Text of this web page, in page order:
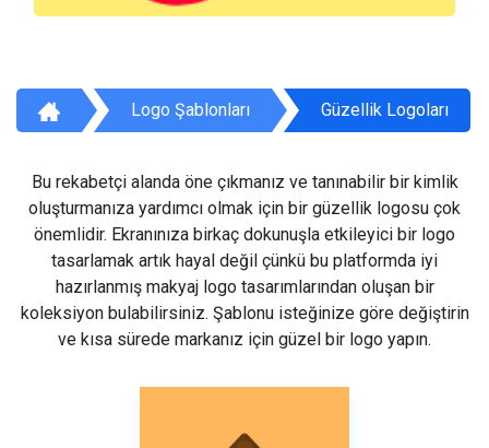
Logo Şablonları Güzellik Logoları
Bu rekabetçi alanda öne çıkmanız ve tanınabilir bir kimlik
oluşturmanıza yardımcı olmak için bir güzellik logosu çok
önemlidir. Ekranınıza birkaç dokunuşla etkileyici bir logo
tasarlamak artık hayal değil çünkü bu platformda iyi
hazırlanmış makyaj logo tasarımlarından oluşan bir
koleksiyon bulabilirsiniz. Şablonu isteğinize göre değiştirin
ve kısa sürede markanız için güzel bir logo yapın.